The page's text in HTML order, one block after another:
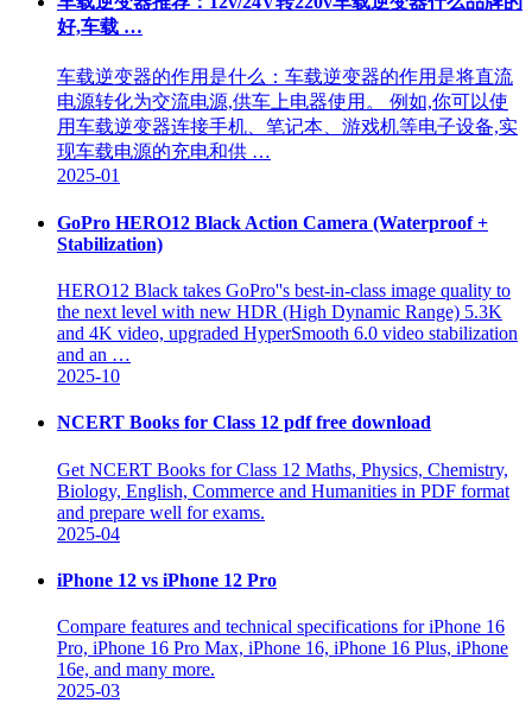
好,车载 …
车载逆变器的作用是什么：车载逆变器的作用是将直流
电源转化为交流电源,供车上电器使用。 例如,你可以使
用车载逆变器连接手机、笔记本、游戏机等电子设备,实
现车载电源的充电和供 …
2025-01
GoPro HERO12 Black Action Camera (Waterproof +
Stabilization)
HERO12 Black takes GoPro''s best-in-class image quality to
the next level with new HDR (High Dynamic Range) 5.3K
and 4K video, upgraded HyperSmooth 6.0 video stabilization
and an …
2025-10
NCERT Books for Class 12 pdf free download
Get NCERT Books for Class 12 Maths, Physics, Chemistry,
Biology, English, Commerce and Humanities in PDF format
and prepare well for exams.
2025-04
iPhone 12 vs iPhone 12 Pro
Compare features and technical specifications for iPhone 16
Pro, iPhone 16 Pro Max, iPhone 16, iPhone 16 Plus, iPhone
16e, and many more.
2025-03